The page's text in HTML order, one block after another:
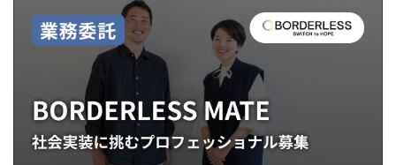
・所在地：
＜福岡本社＞
TEL : 092-791-4120
福岡県福岡市中央区天神3-1-1 天神フタタビル4F
ソーシャルベンチャーPARK福岡
＜東京オフィス＞
TEL : 03-5227-6980
〒162-0843
東京都新宿区市谷田町2-17 八重洲市谷ビル10F
【募集背景】
より多くの社会問題をビジネスで解決すべく、さらに仲間を増や
し、新しい事業を創り、１つ１つの事業を拡大させていきたいと
考えています。 ソーシャルインパクト最大化に向けて、仲間や事
業を支える人事労務のメンバーを募集しています。
【職務内容】
人事労務担当として、ボーダレス・ジャパンおよびグループ各社
を対象に、労務関連業務を幅広くお任せします。